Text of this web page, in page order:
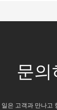
문의
은 고객과 만나고